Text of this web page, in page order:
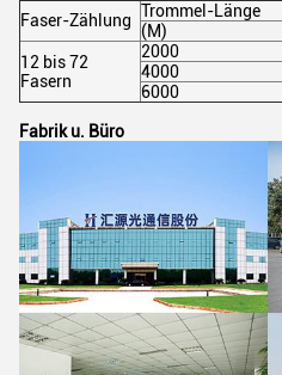
Faser-Zählung Trommel-Länge
(M)
12 bis 72
Fasern
2000
4000
6000
Fabrik u. Büro